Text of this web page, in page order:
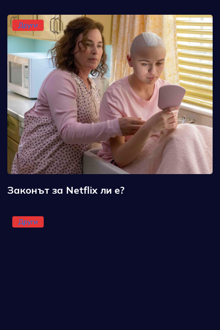
Други
Законът за Netflix ли е?
Други